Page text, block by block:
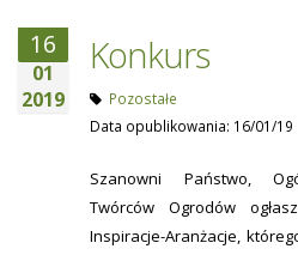
16
01
2019
Konkurs
Pozostałe
Data opublikowania: 16/01/19
Szanowni Państwo,
Twórców Ogrodów
Inspiracje-Aranżacje,